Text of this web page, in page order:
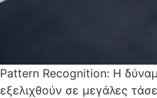
Pattern Recognition: Η
εξελιχθούν σε μεγάλες